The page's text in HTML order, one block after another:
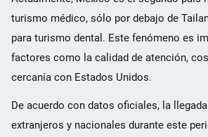
turismo médico, sólo por debajo de
para turismo dental. Este fenómeno es
factores como la calidad de atención,
cercanía con Estados Unidos.
De acuerdo con datos oficiales, la
extranjeros y nacionales durante este